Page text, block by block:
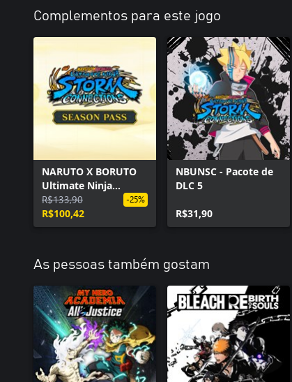
Complementos para este jogo
NARUTO X BORUTO
Ultimate Ninja
STORM
CONNECTIONS -
Passe de Temporada
R$133,90
R$100,42
-25%
NBUNSC - Pacote de
DLC 5
R$31,90
As pessoas também gostam